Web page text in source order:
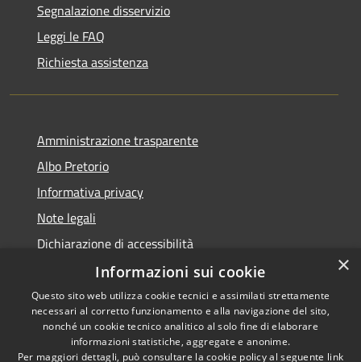
Segnalazione disservizio
Leggi le FAQ
Richiesta assistenza
Amministrazione trasparente
Albo Pretorio
Informativa privacy
Note legali
Dichiarazione di accessibilità
Accessibilità
Copyright © 2026 • Comune di
Campo Calabro • Powered by
×
Informazioni sui cookie
Questo sito web utilizza cookie tecnici e assimilati strettamente
necessari al corretto funzionamento e alla navigazione del sito,
nonché un cookie tecnico analitico al solo fine di elaborare
informazioni statistiche, aggregate e anonime.
Per maggiori dettagli, può consultare la cookie policy al seguente link